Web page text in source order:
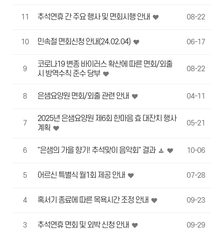
11 추석연휴 간 주요 행사 및 면회시행 안내 08-22
10 민속절 면회신청 안내(24.02.04) 06-17
9
코로나19 변종 바이러스 확산에 따른 면회/외출
시 방역수칙 준수 당부
08-22
8 은샘요양원 면회/외출 관련 안내 04-11
7
2025년 은샘요양원 제6회 한마음 효 대잔치 행사
계획
05-21
6 "은샘의 가을 향기! 추석맞이 음악회" 결과 10-06
5 어르신 특별식 월1회 제공 안내 07-28
4 혹서기 종료에 따른 목욕시간 조정 안내 09-23
3 추석연휴 면회 및 외박 신청 안내 09-29